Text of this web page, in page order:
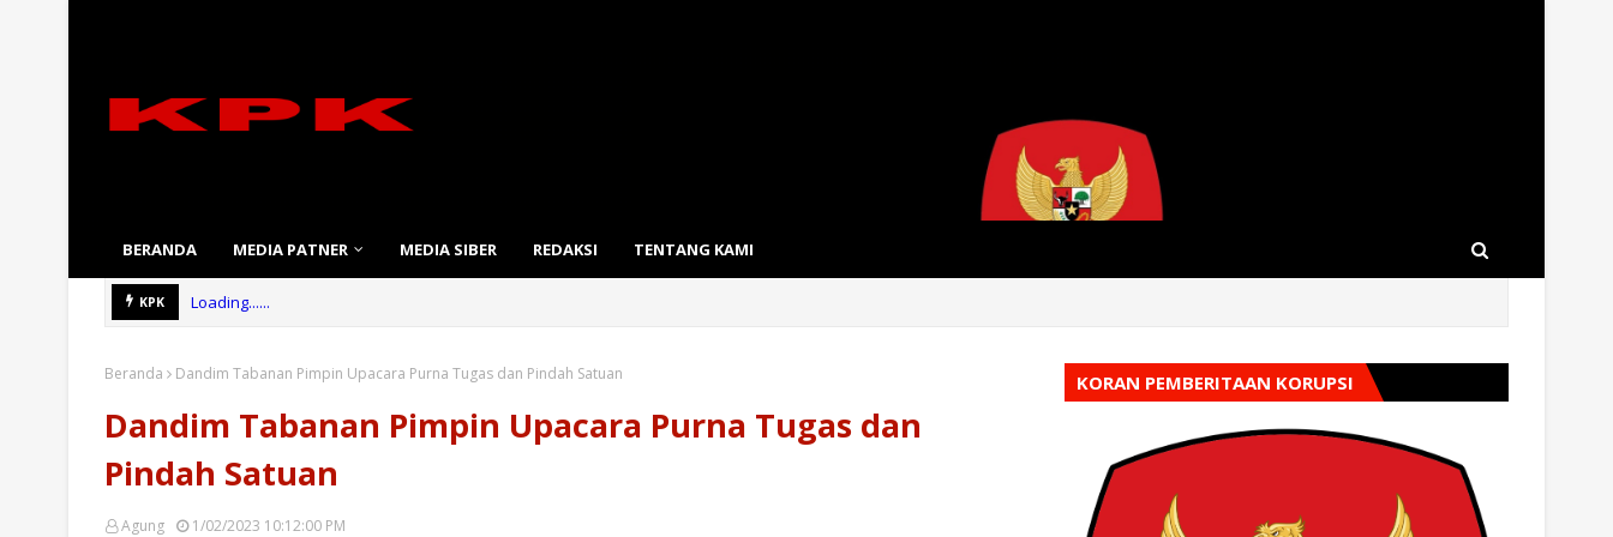
BERANDA MEDIA PATNER MEDIA SIBER REDAKSI TENTANG KAMI
KPK Loading......
Beranda Dandim Tabanan Pimpin Upacara Purna Tugas dan Pindah Satuan
Dandim Tabanan Pimpin Upacara Purna Tugas dan
Pindah Satuan
Agung 1/02/2023 10:12:00 PM
KORAN PEMBERITAAN KORUPSI